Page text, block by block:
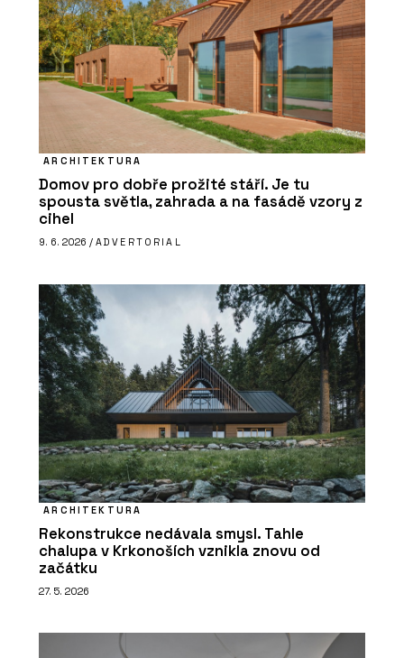
ARCHITEKTURA
Domov pro dobře prožité stáří. Je tu
spousta světla, zahrada a na fasádě vzory z
cihel
9. 6. 2026 / ADVERTORIAL
ARCHITEKTURA
Rekonstrukce nedávala smysl. Tahle
chalupa v Krkonoších vznikla znovu od
začátku
27. 5. 2026